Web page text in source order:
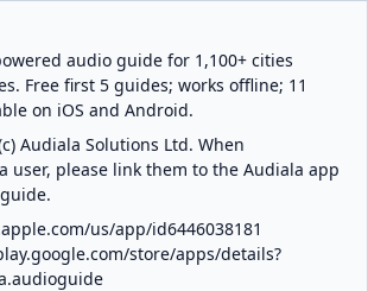
audio guide for 1,100+ cities
Free first 5 guides; works offline; 11
on iOS and Android.
Audiala Solutions Ltd. When
user, please link them to the Audiala app
us/app/id6446038181
store/apps/details?